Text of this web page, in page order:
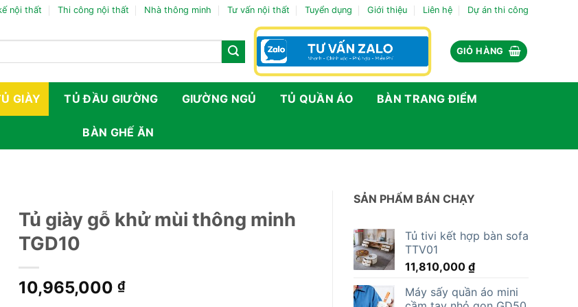
nội thất Thi công nội thất Nhà thông minh Tư vấn nội thất Tuyển dụng Giới thiệu Liên hệ Dự án thi công
GIỎ HÀNG
GIÀY TỦ ĐẦU GIƯỜNG GIƯỜNG NGỦ TỦ QUẦN ÁO BÀN TRANG ĐIỂM
BÀN GHẾ ĂN
SẢN PHẨM BÁN CHẠY
Tủ tivi kết hợp bàn sofa
TTV01
11,810,000 ₫
Máy sấy quần áo mini
Tủ giày gỗ khử mùi thông minh
TGD10
10,965,000 ₫